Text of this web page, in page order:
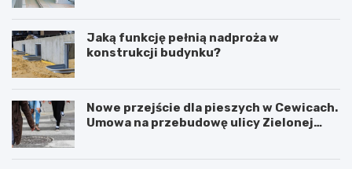
Jaką funkcję pełnią nadproża w
konstrukcji budynku?
Nowe przejście dla pieszych w Cewicach.
Umowa na przebudowę ulicy Zielonej